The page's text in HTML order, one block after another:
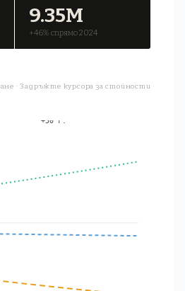
9.35М
+46% спрямо 2024
· Задръжте курсора за стойности